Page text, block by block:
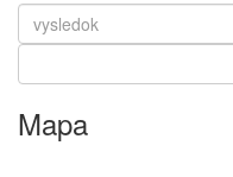
Mapa